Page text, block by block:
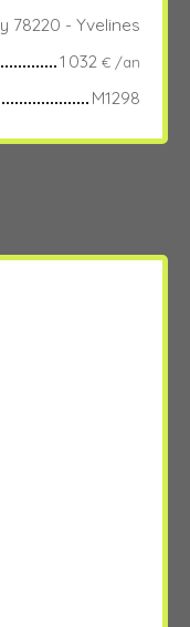
78220 - Yvelines
1 032 € /an
M1298